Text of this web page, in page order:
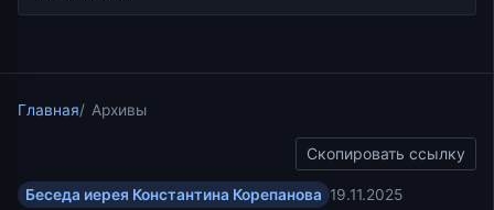
Главная Архивы
Скопировать ссылку
Беседа иерея Константина Корепанова 19.11.2025